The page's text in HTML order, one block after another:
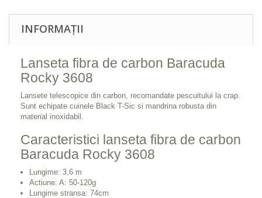
INFORMAȚII
Lanseta fibra de carbon Baracuda
Rocky 3608
Lansete telescopice din carbon, recomandate pescuitului la crap.
Sunt echipate cuinele Black T-Sic si mandrina robusta din
material inoxidabil.
Caracteristici lanseta fibra de carbon
Baracuda Rocky 3608
Lungime: 3,6 m
Actiune: A: 50-120g
Lungime stransa: 74cm